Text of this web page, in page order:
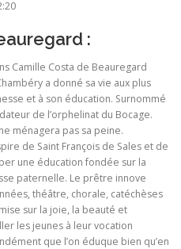
:
Camille Costa de Beauregard
a donné sa vie aux plus
et à son éducation. Surnommé
de l’orphelinat du Bocage.
ménagera pas sa peine.
de Saint François de Sales et de
une éducation fondée sur la
paternelle. Le prêtre innove
théâtre, chorale, catéchèses
sur la joie, la beauté et
les jeunes à leur vocation
que l’on éduque bien qu’en